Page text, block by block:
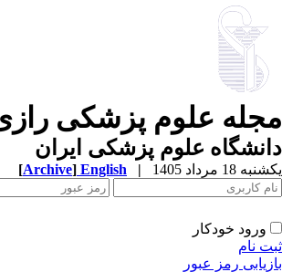
علوم پزشکی رازی
علوم پزشکی ایران
18 مرداد 1405 |
English
[Archive]
ورود خودکار
نام
رمز عبور